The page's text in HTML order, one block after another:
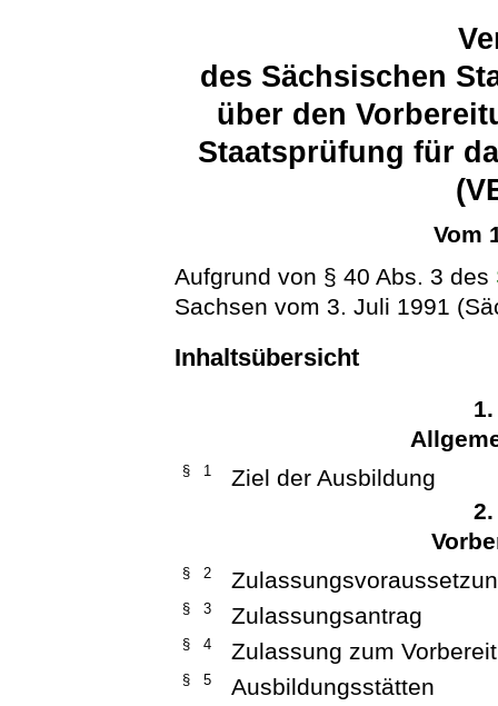
des Sächsischen
über den
Staatsprüfung für
Vom
Aufgrund von § 40 Abs. 3 des
Sachsen vom 3. Juli 1991
Inhaltsübersicht
§ 1
Ziel der Ausbildung
§ 2
§ 3 Zulassungsantrag
§ 4 Zulassung zum
§ 5 Ausbildungsstätten